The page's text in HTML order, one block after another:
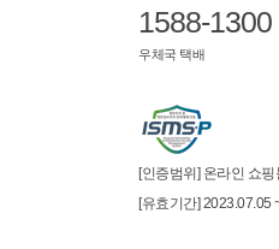
1588-1300
우체국 택배
[인증범위] 온라인 쇼
[유효기간] 2023.07.05